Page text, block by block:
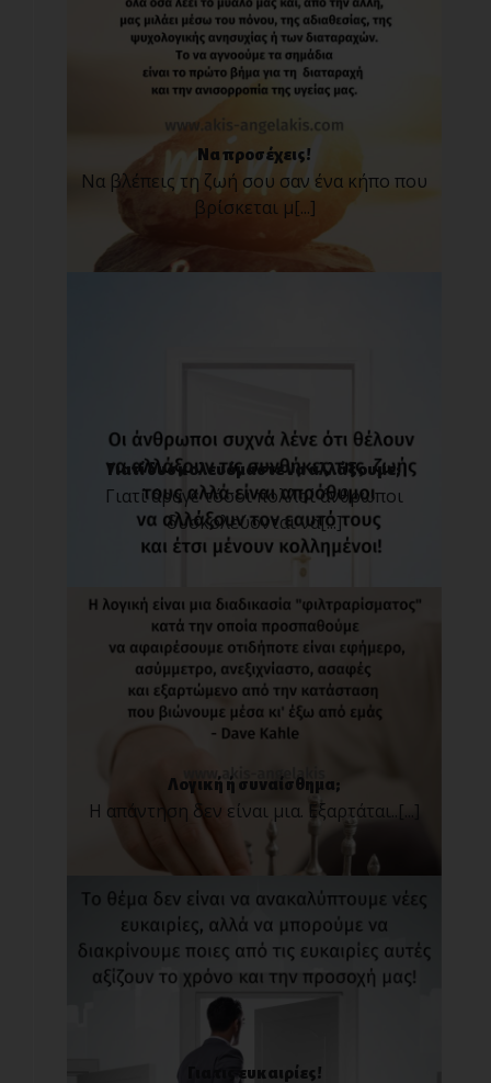
Να προσέχεις!
Να βλέπεις τη ζωή σου σαν ένα κήπο που
βρίσκεται μ[...]
Γιατί δυσκολευόμαστε να αλλάξουμε;
Γιατί άραγε τόσοι πολλοί άνθρωποι
δυσκολεύονται να[...]
Λογική ή συναίσθημα;
Η απάντηση δεν είναι μια. Εξαρτάται..[...]
Για τις ευκαιρίες!